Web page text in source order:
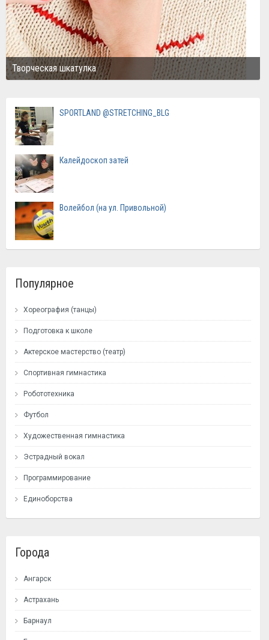
Творческая шкатулка
SPORTLAND @STRETCHING_BLG
Калейдоскоп затей
Волейбол (на ул. Привольной)
Популярное
Хореография (танцы)
Подготовка к школе
Актерское мастерство (театр)
Спортивная гимнастика
Робототехника
Футбол
Художественная гимнастика
Эстрадный вокал
Программирование
Единоборства
Города
Ангарск
Астрахань
Барнаул